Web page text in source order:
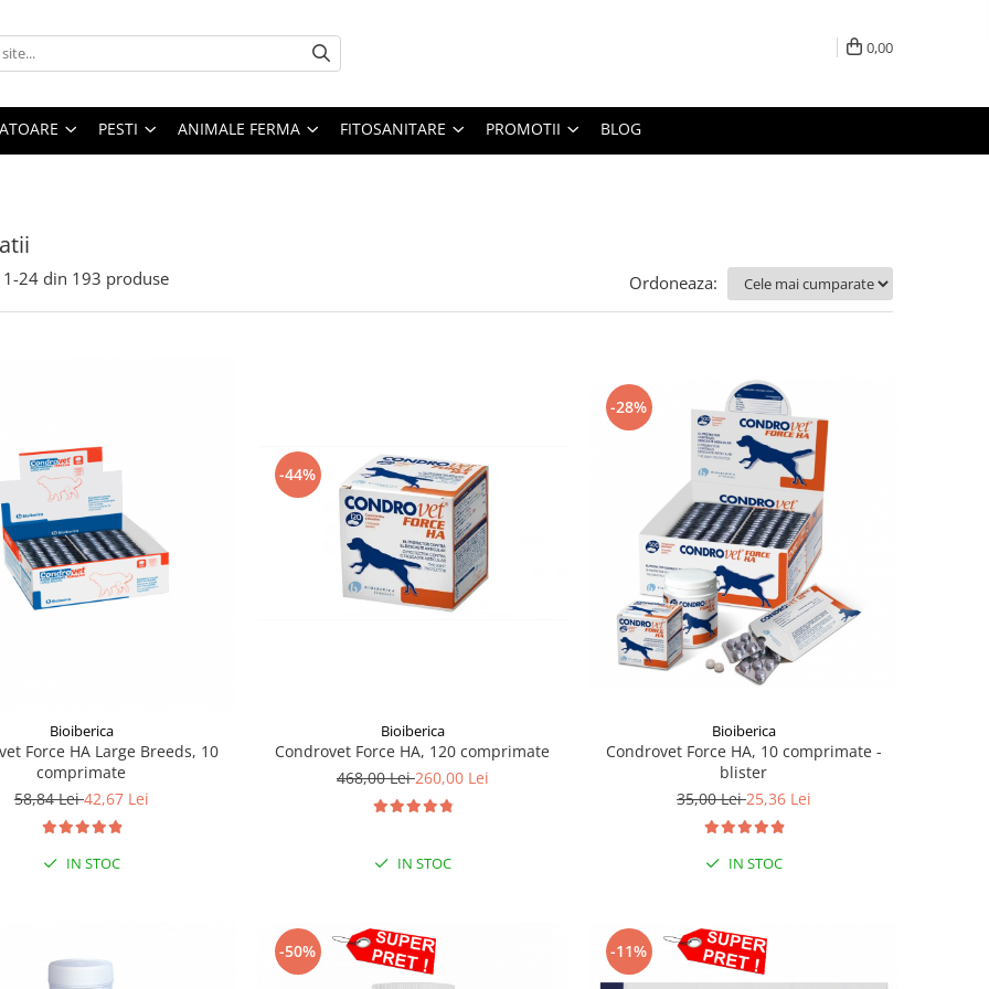
0,00
PESTI ANIMALE FERMA FITOSANITARE PROMOTII BLOG
1-24 din 193 produse Ordoneaza:
Bioiberica
Force HA Large Breeds, 10
comprimate
58,84 Lei42,67 Lei
IN STOC
-44%
Bioiberica
Condrovet Force HA, 120 comprimate
468,00 Lei260,00 Lei
IN STOC
-28%
Bioiberica
Condrovet Force HA, 10 comprimate -
blister
35,00 Lei25,36 Lei
IN STOC
-50% -11%